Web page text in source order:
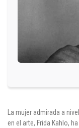
La mujer admirada a
en el arte, Frida Kahlo,